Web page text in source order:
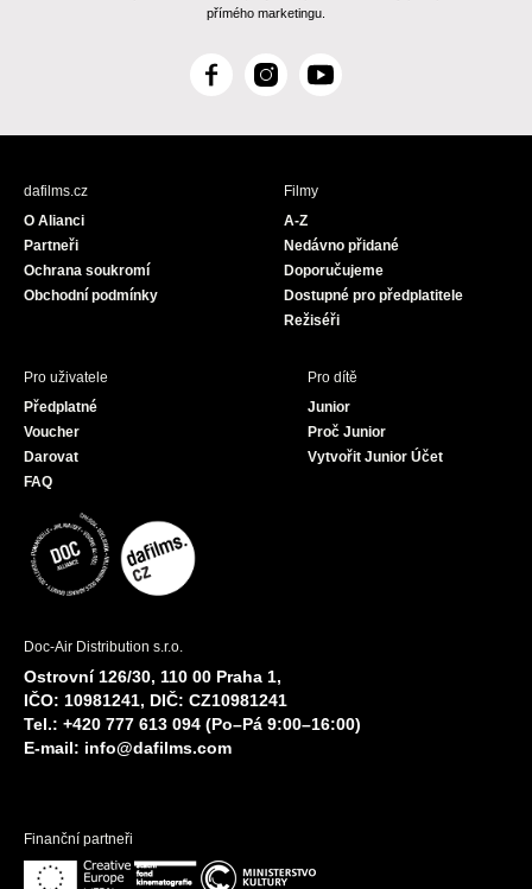
přímého marketingu.
F
c
I
s
Y
u
dafilms.cz
O Alianci
Partneři
Ochrana soukromí
Obchodní podmínky
Filmy
A-Z
Nedávno přidané
Doporučujeme
Dostupné pro předplatitele
Režiséři
Pro uživatele
Předplatné
Voucher
Darovat
FAQ
Pro dítě
Junior
Proč Junior
Vytvořit Junior Účet
Doc-Air Distribution s.r.o.
Ostrovní 126/30, 110 00 Praha 1,
IČO: 10981241, DIČ: CZ10981241
Tel.: +420 777 613 094 (Po–Pá 9:00–16:00)
E-mail: info@dafilms.com
Finanční partneři